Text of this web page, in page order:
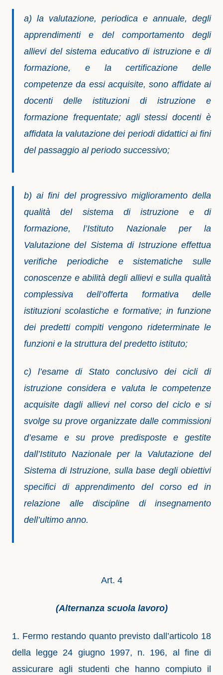
a) la valutazione, periodica e annuale, degli
apprendimenti e del comportamento degli
allievi del sistema educativo di istruzione e di
formazione, e la certificazione delle
competenze da essi acquisite, sono affidate ai
docenti delle istituzioni di istruzione e
formazione frequentate; agli stessi docenti è
affidata la valutazione dei periodi didattici ai fini
del passaggio al periodo successivo;
b) ai fini del progressivo miglioramento della
qualità del sistema di istruzione e di
formazione, l’Istituto Nazionale per la
Valutazione del Sistema di Istruzione effettua
verifiche periodiche e sistematiche sulle
conoscenze e abilità degli allievi e sulla qualità
complessiva dell’offerta formativa delle
istituzioni scolastiche e formative; in funzione
dei predetti compiti vengono rideterminate le
funzioni e la struttura del predetto istituto;
c) l’esame di Stato conclusivo dei cicli di
istruzione considera e valuta le competenze
acquisite dagli allievi nel corso del ciclo e si
svolge su prove organizzate dalle commissioni
d’esame e su prove predisposte e gestite
dall’Istituto Nazionale per la Valutazione del
Sistema di Istruzione, sulla base degli obiettivi
specifici di apprendimento del corso ed in
relazione alle discipline di insegnamento
dell’ultimo anno.
Art. 4
(Alternanza scuola lavoro)
1. Fermo restando quanto previsto dall’articolo 18
della legge 24 giugno 1997, n. 196, al fine di
assicurare agli studenti che hanno compiuto il